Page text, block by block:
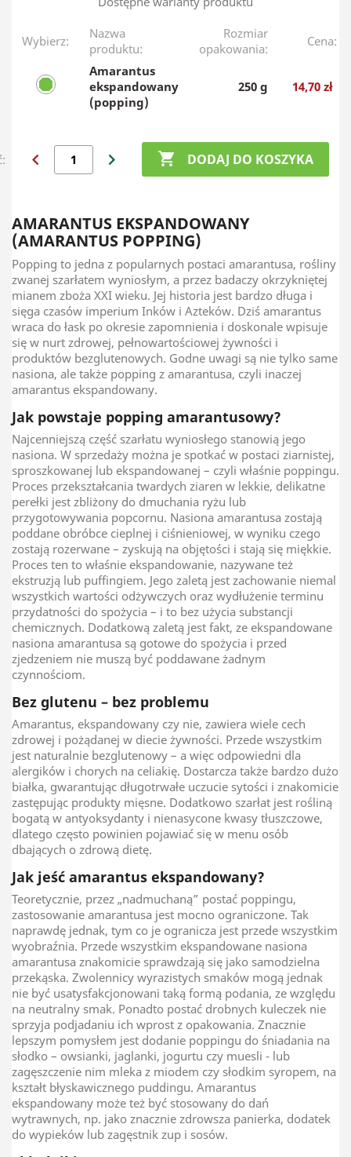
Wybierz:
Nazwa
produktu:
Rozmiar
opakowania:
Cena:
Amarantus
ekspandowany
(popping)
250 g 14,70 zł
chevron_left chevron_right  DODAJ DO KOSZYKA
AMARANTUS EKSPANDOWANY
(AMARANTUS POPPING)
Popping to jedna z popularnych postaci amarantusa, rośliny
zwanej szarłatem wyniosłym, a przez badaczy okrzykniętej
mianem zboża XXI wieku. Jej historia jest bardzo długa i
sięga czasów imperium Inków i Azteków. Dziś amarantus
wraca do łask po okresie zapomnienia i doskonale wpisuje
się w nurt zdrowej, pełnowartościowej żywności i
produktów bezglutenowych. Godne uwagi są nie tylko same
nasiona, ale także popping z amarantusa, czyli inaczej
amarantus ekspandowany.
Jak powstaje popping amarantusowy?
Najcenniejszą część szarłatu wyniosłego stanowią jego
nasiona. W sprzedaży można je spotkać w postaci ziarnistej,
sproszkowanej lub ekspandowanej – czyli właśnie poppingu.
Proces przekształcania twardych ziaren w lekkie, delikatne
perełki jest zbliżony do dmuchania ryżu lub
przygotowywania popcornu. Nasiona amarantusa zostają
poddane obróbce cieplnej i ciśnieniowej, w wyniku czego
zostają rozerwane – zyskują na objętości i stają się miękkie.
Proces ten to właśnie ekspandowanie, nazywane też
ekstruzją lub puffingiem. Jego zaletą jest zachowanie niemal
wszystkich wartości odżywczych oraz wydłużenie terminu
przydatności do spożycia – i to bez użycia substancji
chemicznych. Dodatkową zaletą jest fakt, ze ekspandowane
nasiona amarantusa są gotowe do spożycia i przed
zjedzeniem nie muszą być poddawane żadnym
czynnościom.
Bez glutenu – bez problemu
Amarantus, ekspandowany czy nie, zawiera wiele cech
zdrowej i pożądanej w diecie żywności. Przede wszystkim
jest naturalnie bezglutenowy – a więc odpowiedni dla
alergików i chorych na celiakię. Dostarcza także bardzo dużo
białka, gwarantując długotrwałe uczucie sytości i znakomicie
zastępując produkty mięsne. Dodatkowo szarłat jest rośliną
bogatą w antyoksydanty i nienasycone kwasy tłuszczowe,
dlatego często powinien pojawiać się w menu osób
dbających o zdrową dietę.
Jak jeść amarantus ekspandowany?
Teoretycznie, przez „nadmuchaną” postać poppingu,
zastosowanie amarantusa jest mocno ograniczone. Tak
naprawdę jednak, tym co je ogranicza jest przede wszystkim
wyobraźnia. Przede wszystkim ekspandowane nasiona
amarantusa znakomicie sprawdzają się jako samodzielna
przekąska. Zwolennicy wyrazistych smaków mogą jednak
nie być usatysfakcjonowani taką formą podania, ze względu
na neutralny smak. Ponadto postać drobnych kuleczek nie
sprzyja podjadaniu ich wprost z opakowania. Znacznie
lepszym pomysłem jest dodanie poppingu do śniadania na
słodko – owsianki, jaglanki, jogurtu czy muesli - lub
zagęszczenie nim mleka z miodem czy słodkim syropem, na
kształt błyskawicznego puddingu. Amarantus
ekspandowany może też być stosowany do dań
wytrawnych, np. jako znacznie zdrowsza panierka, dodatek
do wypieków lub zagęstnik zup i sosów.